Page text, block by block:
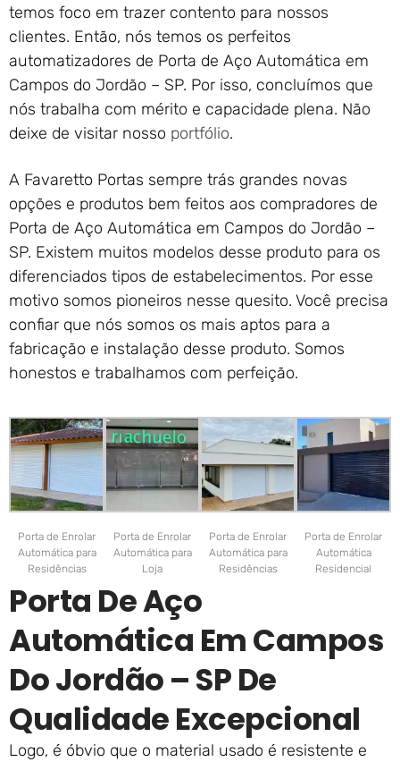
Portão de Garagem de
Enrolar em Nova Iguaçu – RJ
Portão de Garagem de
Enrolar em Nova Friburgo –
RJ
temos foco em trazer contento para nossos
clientes. Então, nós temos os perfeitos
automatizadores de Porta de Aço Automática em
Campos do Jordão – SP. Por isso, concluímos que
nós trabalha com mérito e capacidade plena. Não
deixe de visitar nosso portfólio.
A Favaretto Portas sempre trás grandes novas
opções e produtos bem feitos aos compradores de
Porta de Aço Automática em Campos do Jordão –
SP. Existem muitos modelos desse produto para os
diferenciados tipos de estabelecimentos. Por esse
motivo somos pioneiros nesse quesito. Você precisa
confiar que nós somos os mais aptos para a
fabricação e instalação desse produto. Somos
honestos e trabalhamos com perfeição.
Porta de Enrolar
Automática para
Residências
Porta de Enrolar
Automática para
Loja
Porta de Enrolar
Automática para
Residências
Porta de Enrolar
Automática
Residencial
Porta De Aço
Automática Em Campos
Do Jordão – SP De
Qualidade Excepcional
Logo, é óbvio que o material usado é resistente e